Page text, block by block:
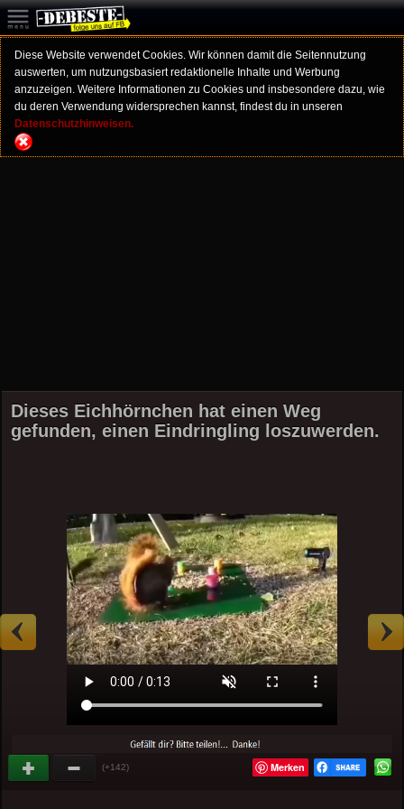
Diese Website verwendet Cookies. Wir können damit die Seitennutzung
auswerten, um nutzungsbasiert redaktionelle Inhalte und Werbung
anzuzeigen. Weitere Informationen zu Cookies und insbesondere dazu, wie
du deren Verwendung widersprechen kannst, findest du in unseren
Datenschutzhinweisen.
Dieses Eichhörnchen hat einen Weg
gefunden, einen Eindringling loszuwerden.
(+142) Merken